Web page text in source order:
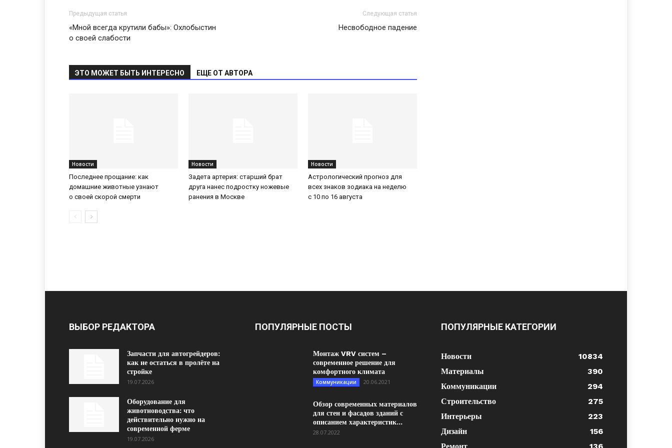
Предыдущая статья
«Мной всегда крутили бабы»: Охлобыстин
о своей слабости
Следующая статья
Несвободное падение
ЭТО МОЖЕТ БЫТЬ ИНТЕРЕСНО ЕЩЕ ОТ АВТОРА
Новости
Последнее прощание: как
домашние животные узнают
о своей скорой смерти
Новости
Задета артерия: старший брат
друга нанес подростку ножевые
ранения в Москве
Новости
Астрологический прогноз для
всех знаков зодиака на неделю
с 10 по 16 августа
ВЫБОР РЕДАКТОРА
Запчасти для автогрейдеров:
как не остаться в пролёте на
стройке
19.07.2026
Оборудование для
животноводства: что
действительно нужно на
современной ферме
19.07.2026
ПОПУЛЯРНЫЕ ПОСТЫ
Монтаж VRV систем –
современное решение для
комфортного климата
Коммуникации 20.06.2021
Обзор современных материалов
для стен и фасадов зданий с
описанием характеристик...
28.07.2022
ПОПУЛЯРНЫЕ КАТЕГОРИИ
Новости
10834
Материалы
390
Коммуникации
294
Строительство
275
Интерьеры
223
Дизайн
156